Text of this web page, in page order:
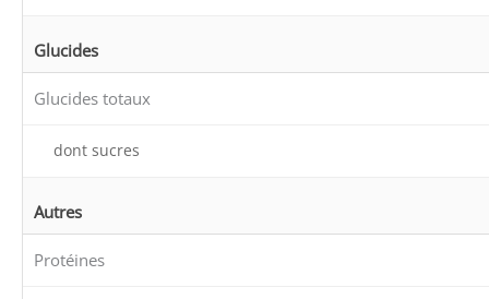
Glucides
Glucides totaux
dont sucres
Autres
Protéines